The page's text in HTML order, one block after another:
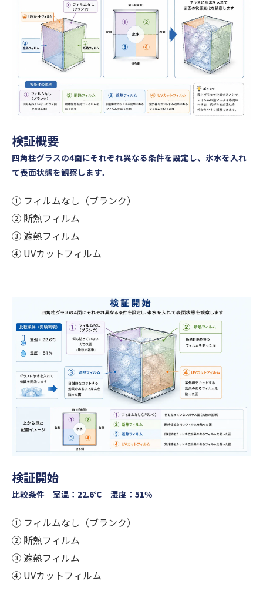
検証概要
四角柱グラスの4面にそれぞれ異なる条件を設定し、氷水を入れ
て表面状態を観察します。
① フィルムなし（ブランク）
② 断熱フィルム
③ 遮熱フィルム
④ UVカットフィルム
検証開始
比較条件 室温：22.6℃ 湿度：51％
① フィルムなし（ブランク）
② 断熱フィルム
③ 遮熱フィルム
④ UVカットフィルム